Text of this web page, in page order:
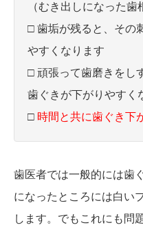
（むき出しになった歯
□ 歯垢が残ると、その
やすくなります
□ 頑張って歯磨きをし
歯ぐきが下がりやすく
□ 時間と共に歯ぐき下
歯医者では一般的には歯
になったところには白い
します。でもこれにも問